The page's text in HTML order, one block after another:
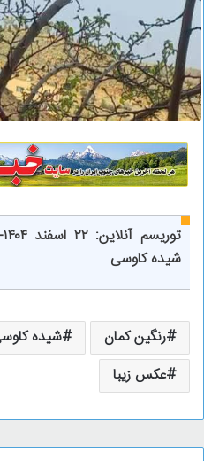
توریسم آنلاین:۲۲ اسفند ۱۴۰۴-شیراز -بلوار جمهوری عکاس:
شیده کاوسی
رنگین کمان شیده
عکس زیبا